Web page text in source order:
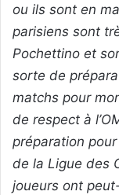
ou ils sont en
parisiens sont
Pochettino et
sorte de
matchs pour
de respect à
préparation
de la Ligue des
joueurs ont